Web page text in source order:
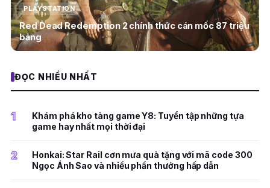
PLAYSTATION
Red Dead Redemption 2 chính thức cán mốc 87 triệu
bảng
ĐỌC NHIỀU NHẤT
1
Khám phá kho tàng game Y8: Tuyển tập những tựa
game hay nhất mọi thời đại
2
Honkai: Star Rail cơn mưa quà tặng với mã code 300
Ngọc Ánh Sao và nhiều phần thưởng hấp dẫn